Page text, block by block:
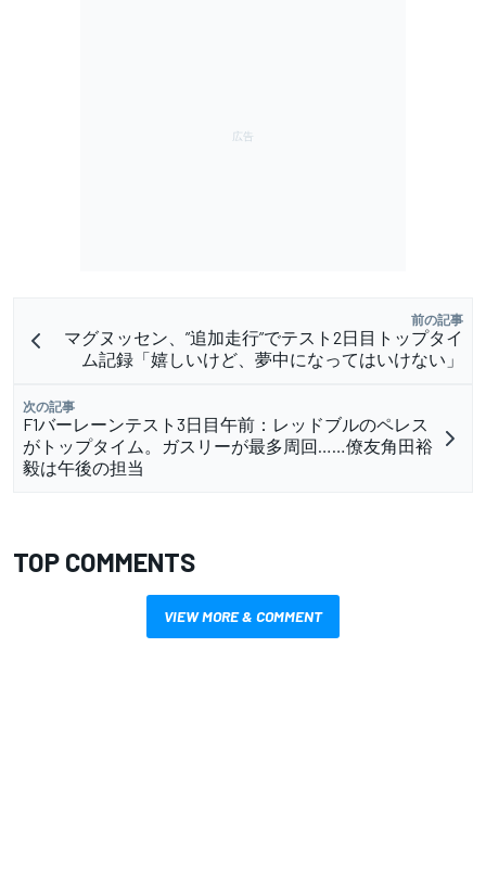
前の記事
マグヌッセン、”追加走行”でテスト2日目トップタイ
ム記録「嬉しいけど、夢中になってはいけない」
次の記事
F1バーレーンテスト3日目午前：レッドブルのペレス
がトップタイム。ガスリーが最多周回……僚友角田裕
毅は午後の担当
TOP COMMENTS
VIEW MORE & COMMENT